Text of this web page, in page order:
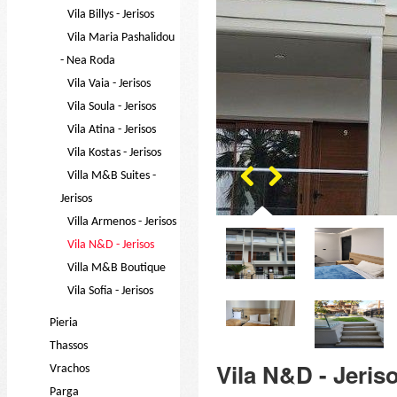
Vila Billys - Jerisos
Vila Maria Pashalidou
- Nea Roda
Vila Vaia - Jerisos
Vila Soula - Jerisos
Vila Atina - Jerisos
Vila Kostas - Jerisos
Villa M&B Suites -
Jerisos
Villa Armenos - Jerisos
Vila N&D - Jerisos
Villa M&B Boutique
Vila Sofia - Jerisos
Pieria
Thassos
Vrachos
Parga
Vila N&D -